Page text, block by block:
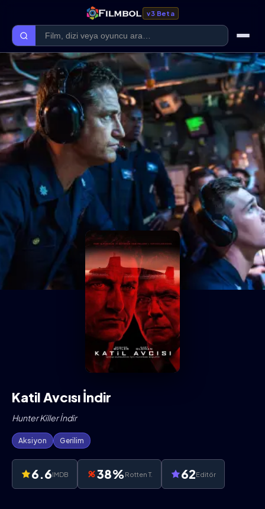
v3 Beta
Ana Sayfa
Forum
Kategoriler
Kaliteler
Film Kategorileri
Dizi Kategorileri
Katil Avcısı İndir
Hunter Killer İndir
Aksiyon Gerilim
6.6IMDB 38%Rotten T. 62Editör